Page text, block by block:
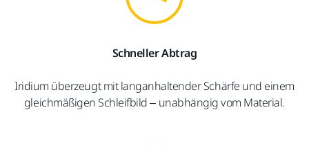
Schneller Abtrag
Iridium überzeugt mit langanhaltender Schärfe und einem
gleichmäßigen Schleifbild – unabhängig vom Material.